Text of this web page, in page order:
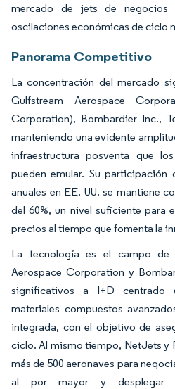
mercado de jets de
oscilaciones económicas de ciclo
Panorama Competitivo
La concentración del mercado
Gulfstream Aerospace
Corporation), Bombardier Inc.,
manteniendo una evidente
infraestructura posventa que
pueden emular. Su participación
anuales en EE. UU. se mantiene
del 60%, un nivel suficiente para
precios al tiempo que fomenta la
La tecnología es el campo de
Aerospace Corporation y
significativos a I+D centrado
materiales compuestos
integrada, con el objetivo de
ciclo. Al mismo tiempo, NetJets y
más de 500 aeronaves para
al por mayor y desplegar